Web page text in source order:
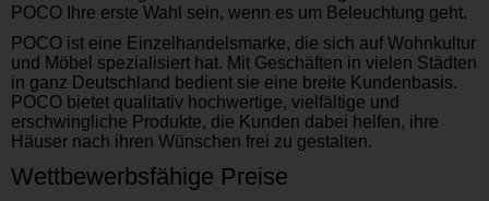
POCO Ihre erste Wahl sein, wenn es um Beleuchtung geht.
POCO ist eine Einzelhandelsmarke, die sich auf Wohnkultur
und Möbel spezialisiert hat. Mit Geschäften in vielen Städten
in ganz Deutschland bedient sie eine breite Kundenbasis.
POCO bietet qualitativ hochwertige, vielfältige und
erschwingliche Produkte, die Kunden dabei helfen, ihre
Häuser nach ihren Wünschen frei zu gestalten.
Wettbewerbsfähige Preise